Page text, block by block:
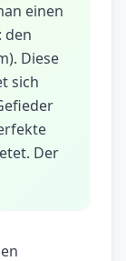
einen
den
Diese
sich
Der